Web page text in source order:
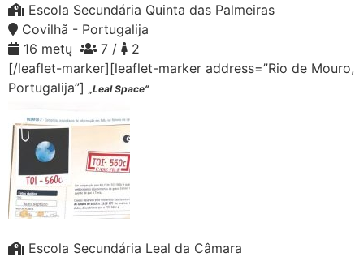
Escola Secundária Quinta das Palmeiras
Covilhã - Portugalija
16 metų
7 /
2
[/leaflet-marker][leaflet-marker address=”Rio de Mouro,
Portugalija”]
„Leal Space“
Escola Secundária Leal da Câmara